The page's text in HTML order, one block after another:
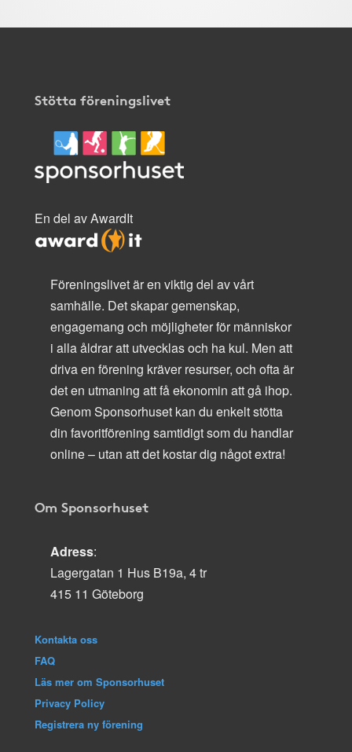
Stötta föreningslivet
En del av AwardIt
Föreningslivet är en viktig del av vårt
samhälle. Det skapar gemenskap,
engagemang och möjligheter för människor
i alla åldrar att utvecklas och ha kul. Men att
driva en förening kräver resurser, och ofta är
det en utmaning att få ekonomin att gå ihop.
Genom Sponsorhuset kan du enkelt stötta
din favoritförening samtidigt som du handlar
online – utan att det kostar dig något extra!
Om Sponsorhuset
Adress:
Lagergatan 1 Hus B19a, 4 tr
415 11 Göteborg
Kontakta oss
FAQ
Läs mer om Sponsorhuset
Privacy Policy
Registrera ny förening